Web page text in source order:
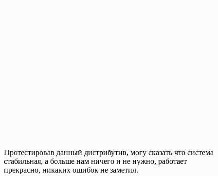
Протестировав данный дистрибутив, могу сказать что система
стабильная, а больше нам ничего и не нужно, работает
прекрасно, никаких ошибок не заметил.